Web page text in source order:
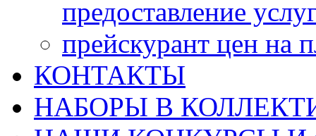
предоставление
прейскурант цен на
КОНТАКТЫ
НАБОРЫ В